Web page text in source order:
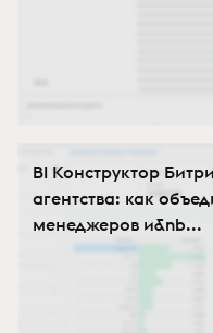
BI Конструктор
агентства: как
менеджеров и&nb...